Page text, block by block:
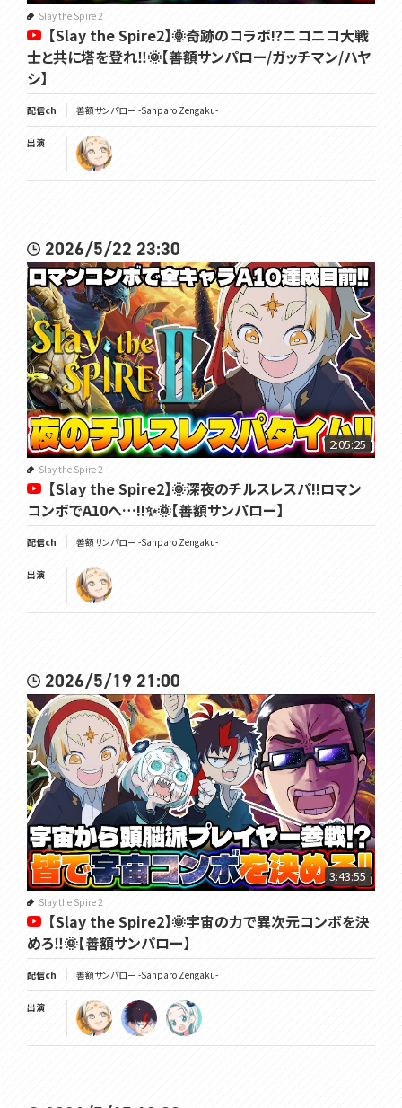
Slay the Spire 2
【Slay the Spire2】🌞奇跡のコラボ!?ニコニコ大戦
士と共に塔を登れ‼🌞【善額サンパロー/ガッチマン/ハヤ
シ】
配信ch 善額サンパロー -Sanparo Zengaku-
出演
2026/5/22 23:30
2:05:25
Slay the Spire 2
【Slay the Spire2】🌞深夜のチルスレスパ!!ロマン
コンボでA10へ…!!✨🌞【善額サンパロー】
配信ch 善額サンパロー -Sanparo Zengaku-
出演
2026/5/19 21:00
3:43:55
Slay the Spire 2
【Slay the Spire2】🌞宇宙の力で異次元コンボを決
めろ‼🌞【善額サンパロー】
配信ch 善額サンパロー -Sanparo Zengaku-
出演